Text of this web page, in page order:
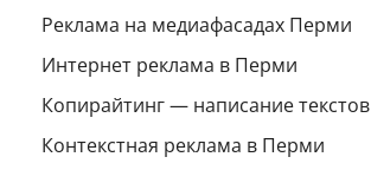
Реклама на медиафасадах Перми
Интернет реклама в Перми
Копирайтинг — написание текстов
Контекстная реклама в Перми